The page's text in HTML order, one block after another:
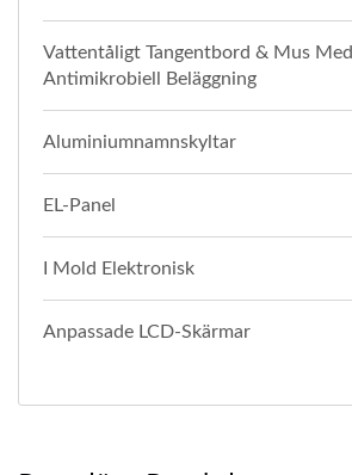
Vattentåligt Tangentbord & Mus Med
Antimikrobiell Beläggning
Aluminiumnamnskyltar
EL-Panel
I Mold Elektronisk
Anpassade LCD-Skärmar